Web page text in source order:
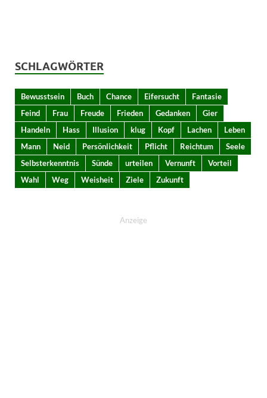
SCHLAGWÖRTER
Bewusstsein Buch Chance Eifersucht
Fantasie
Feind
Frau Freude Frieden Gedanken
Gier
Handeln
Hass Illusion klug Kopf Lachen
Leben
Mann
Neid Persönlichkeit Pflicht Reichtum
Seele
Selbsterkenntnis
Sünde urteilen Vernunft
Vorteil
Wahl
Weg Weisheit Ziele Zukunft
Anzeige